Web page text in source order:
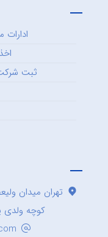
ثبت شرکت
تهران میدان
کوچه ولدی پلاک ۳۹